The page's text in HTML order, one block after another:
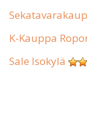
K-Kauppa
Sale Isokylä